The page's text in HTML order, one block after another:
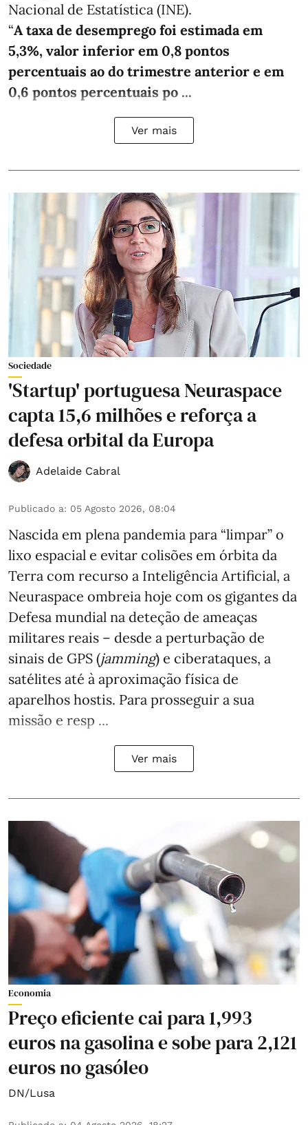
Nacional de Estatística (INE).
“A taxa de desemprego foi estimada em
5,3%, valor inferior em 0,8 pontos
percentuais ao do trimestre anterior e em
0,6 pontos percentuais po ...
Ver mais
Sociedade
'Startup' portuguesa Neuraspace
capta 15,6 milhões e reforça a
defesa orbital da Europa
Adelaide Cabral
Publicado a: 05 Agosto 2026, 08:04
Nascida em plena pandemia para “limpar” o
lixo espacial e evitar colisões em órbita da
Terra com recurso a Inteligência Artificial, a
Neuraspace ombreia hoje com os gigantes da
Defesa mundial na deteção de ameaças
militares reais – desde a perturbação de
sinais de GPS (jamming) e ciberataques, a
satélites até à aproximação física de
aparelhos hostis. Para prosseguir a sua
missão e resp ...
Ver mais
Economia
Preço eficiente cai para 1,993
euros na gasolina e sobe para 2,121
euros no gasóleo
DN/Lusa